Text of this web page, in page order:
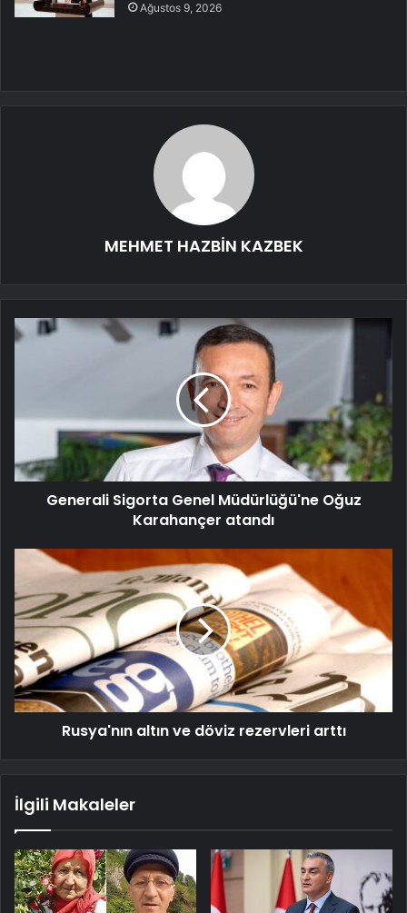
Ağustos 9, 2026
MEHMET HAZBİN KAZBEK
Generali Sigorta Genel Müdürlüğü'ne Oğuz
Karahançer atandı
Rusya'nın altın ve döviz rezervleri arttı
İlgili Makaleler